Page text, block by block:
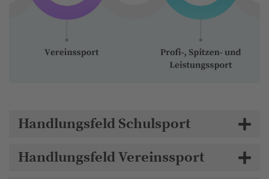
„Profi-, Spitzen- und Leistungssport“, „Sportstätten“ sowie
„Sport im öffentlichen Raum“.
Handlungsfeld Schulsport
Handlungsfeld Vereinssport